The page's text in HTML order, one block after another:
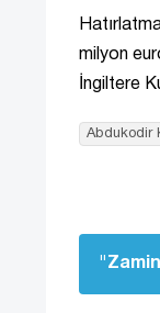
milyon
İngiltere
Abdukodir